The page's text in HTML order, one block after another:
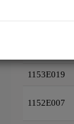
1153E019
1152E007